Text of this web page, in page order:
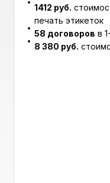
1412 руб.
печать этикеток
58 договоров в
8 380 руб.